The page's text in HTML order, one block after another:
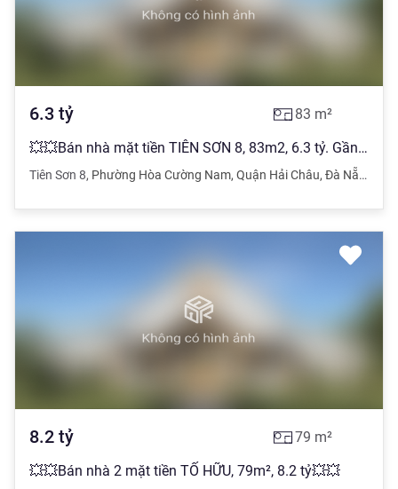
6.3 tỷ 83 m²
💥💥Bán nhà mặt tiền TIÊN SƠN 8, 83m2, 6.3 tỷ. Gần Phan Đăng Lưu💥💥
Tiên Sơn 8, Phường Hòa Cường Nam, Quận Hải Châu, Đà Nẵng
8.2 tỷ 79 m²
💥💥Bán nhà 2 mặt tiền TỐ HỮU, 79m², 8.2 tỷ💥💥